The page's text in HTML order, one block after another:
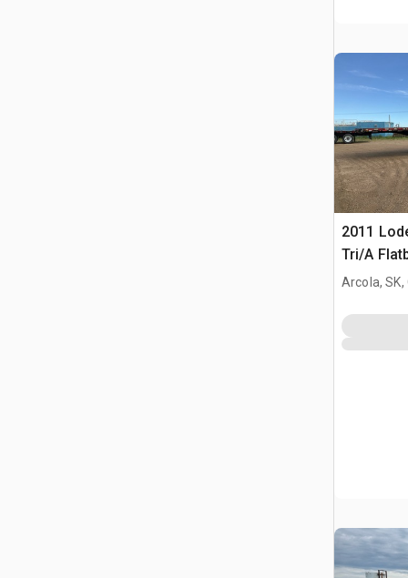
2011
Tri/A
champ
Arcola, SK,